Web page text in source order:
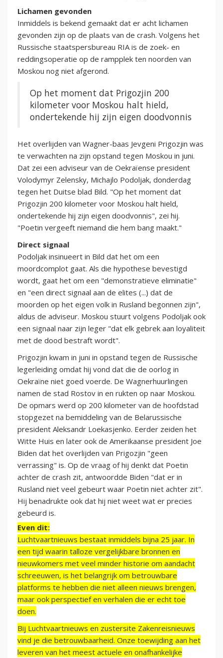
Lichamen gevonden
Inmiddels is bekend gemaakt dat er acht lichamen
gevonden zijn op de plaats van de crash. Volgens het
Russische staatspersbureau RIA is de zoek- en
reddingsoperatie op de rampplek ten noorden van
Moskou nog niet afgerond.
Op het moment dat Prigozjin 200
kilometer voor Moskou halt hield,
ondertekende hij zijn eigen doodvonnis
Het overlijden van Wagner-baas Jevgeni Prigozjin was
te verwachten na zijn opstand tegen Moskou in juni.
Dat zei een adviseur van de Oekraïense president
Volodymyr Zelensky, Michajlo Podoljak, donderdag
tegen het Duitse blad Bild. "Op het moment dat
Prigozjin 200 kilometer voor Moskou halt hield,
ondertekende hij zijn eigen doodvonnis", zei hij.
"Poetin vergeeft niemand die hem bang maakt."
Direct signaal
Podoljak insinueert in Bild dat het om een
moordcomplot gaat. Als die hypothese bevestigd
wordt, gaat het om een "demonstratieve eliminatie"
en "een direct signaal aan de elites (...) dat de
moorden op het eigen volk in Rusland begonnen zijn",
aldus de adviseur. Moskou stuurt volgens Podoljak ook
een signaal naar zijn leger "dat elk gebrek aan loyaliteit
met de dood bestraft wordt".
Prigozjin kwam in juni in opstand tegen de Russische
legerleiding omdat hij vond dat die de oorlog in
Oekraïne niet goed voerde. De Wagnerhuurlingen
namen de stad Rostov in en rukten op naar Moskou.
De opmars werd op 200 kilometer van de hoofdstad
stopgezet na bemiddeling van de Belarussische
president Aleksandr Loekasjenko. Eerder zeiden het
Witte Huis en later ook de Amerikaanse president Joe
Biden dat het overlijden van Prigozjin "geen
verrassing" is. Op de vraag of hij denkt dat Poetin
achter de crash zit, antwoordde Biden "dat er in
Rusland niet veel gebeurt waar Poetin niet achter zit".
Hij benadrukte ook dat hij niet weet wat er precies
gebeurd is.
Even dit:
Luchtvaartnieuws bestaat inmiddels bijna 25 jaar. In
een tijd waarin talloze vergelijkbare bronnen en
nieuwkomers met veel minder historie om aandacht
schreeuwen, is het belangrijk om betrouwbare
platforms te hebben die niet alleen nieuws brengen,
maar ook perspectief en verhalen die er echt toe
doen.
Bij Luchtvaartnieuws en zustersite Zakenreisnieuws
vind je die betrouwbaarheid. Onze toewijding aan het
leveren van het meest actuele en onafhankelijke